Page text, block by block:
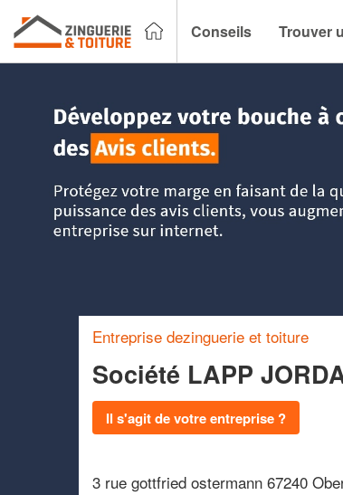
Conseils Trouver
Entreprise dezinguerie et toiture
Société LAPP
Il s'agit de votre entreprise ?
3 rue gottfried ostermann 67240